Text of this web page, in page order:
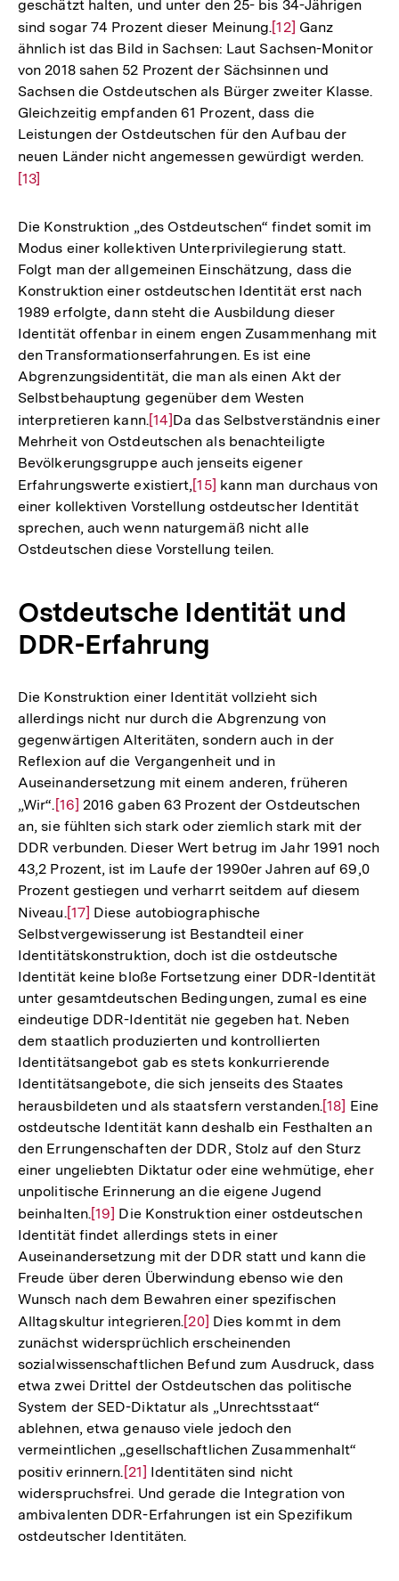
geschätzt halten, und unter den 25- bis 34-Jährigen
sind sogar 74 Prozent dieser Meinung.Zur
Auflösung
der
Fußnote
[12] Ganz
ähnlich ist das Bild in Sachsen: Laut Sachsen-Monitor
von 2018 sahen 52 Prozent der Sächsinnen und
Sachsen die Ostdeutschen als Bürger zweiter Klasse.
Gleichzeitig empfanden 61 Prozent, dass die
Leistungen der Ostdeutschen für den Aufbau der
neuen Länder nicht angemessen gewürdigt werden.
[13]
Die Konstruktion „des Ostdeutschen“ findet somit im
Modus einer kollektiven Unterprivilegierung statt.
Folgt man der allgemeinen Einschätzung, dass die
Konstruktion einer ostdeutschen Identität erst nach
1989 erfolgte, dann steht die Ausbildung dieser
Identität offenbar in einem engen Zusammenhang mit
den Transformationserfahrungen. Es ist eine
Abgrenzungsidentität, die man als einen Akt der
Selbstbehauptung gegenüber dem Westen
interpretieren kann.Zur
Auflösung
der
Fußnote
[14]Da das Selbstverständnis einer
Mehrheit von Ostdeutschen als benachteiligte
Bevölkerungsgruppe auch jenseits eigener
Erfahrungswerte existiert,Zur
Auflösung
der
Fußnote
[15] kann man durchaus von
einer kollektiven Vorstellung ostdeutscher Identität
sprechen, auch wenn naturgemäß nicht alle
Ostdeutschen diese Vorstellung teilen.
Ostdeutsche Identität und
DDR-Erfahrung
Die Konstruktion einer Identität vollzieht sich
allerdings nicht nur durch die Abgrenzung von
gegenwärtigen Alteritäten, sondern auch in der
Reflexion auf die Vergangenheit und in
Auseinandersetzung mit einem anderen, früheren
„Wir“.Zur
Auflösung
der
Fußnote
[16] 2016 gaben 63 Prozent der Ostdeutschen
an, sie fühlten sich stark oder ziemlich stark mit der
DDR verbunden. Dieser Wert betrug im Jahr 1991 noch
43,2 Prozent, ist im Laufe der 1990er Jahren auf 69,0
Prozent gestiegen und verharrt seitdem auf diesem
Niveau.Zur
Auflösung
der
Fußnote
[17] Diese autobiographische
Selbstvergewisserung ist Bestandteil einer
Identitätskonstruktion, doch ist die ostdeutsche
Identität keine bloße Fortsetzung einer DDR-Identität
unter gesamtdeutschen Bedingungen, zumal es eine
eindeutige DDR-Identität nie gegeben hat. Neben
dem staatlich produzierten und kontrollierten
Identitätsangebot gab es stets konkurrierende
Identitätsangebote, die sich jenseits des Staates
herausbildeten und als staatsfern verstanden.Zur
Auflösung
der
Fußnote
[18] Eine
ostdeutsche Identität kann deshalb ein Festhalten an
den Errungenschaften der DDR, Stolz auf den Sturz
einer ungeliebten Diktatur oder eine wehmütige, eher
unpolitische Erinnerung an die eigene Jugend
beinhalten.Zur
Auflösung
der
Fußnote
[19] Die Konstruktion einer ostdeutschen
Identität findet allerdings stets in einer
Auseinandersetzung mit der DDR statt und kann die
Freude über deren Überwindung ebenso wie den
Wunsch nach dem Bewahren einer spezifischen
Alltagskultur integrieren.Zur
Auflösung
der
Fußnote
[20] Dies kommt in dem
zunächst widersprüchlich erscheinenden
sozialwissenschaftlichen Befund zum Ausdruck, dass
etwa zwei Drittel der Ostdeutschen das politische
System der SED-Diktatur als „Unrechtsstaat“
ablehnen, etwa genauso viele jedoch den
vermeintlichen „gesellschaftlichen Zusammenhalt“
positiv erinnern.Zur
Auflösung
der
Fußnote
[21] Identitäten sind nicht
widerspruchsfrei. Und gerade die Integration von
ambivalenten DDR-Erfahrungen ist ein Spezifikum
ostdeutscher Identitäten.